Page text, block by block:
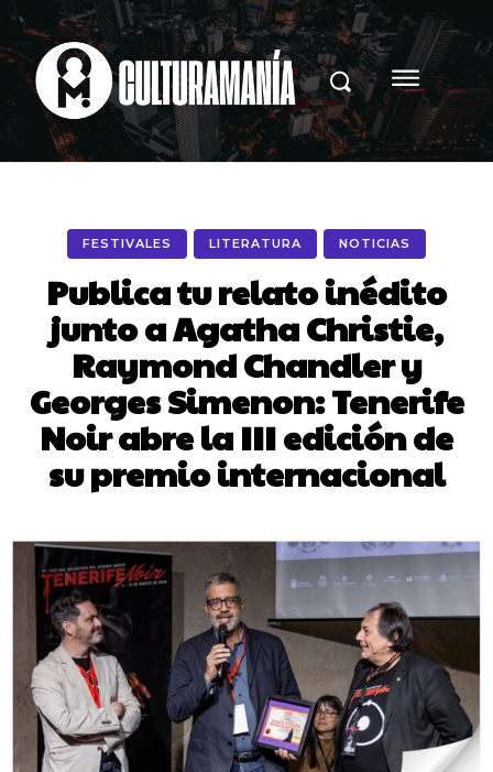
FESTIVALES LITERATURA NOTICIAS
Publica tu relato inédito
junto a Agatha Christie,
Raymond Chandler y
Georges Simenon: Tenerife
Noir abre la III edición de
su premio internacional